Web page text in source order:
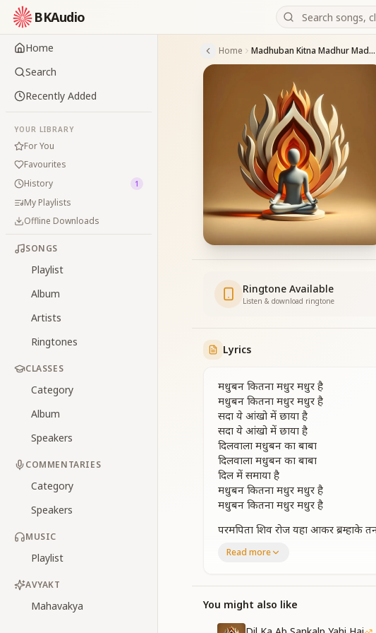
BKAudio
Home
Search
Recently Added
YOUR LIBRARY
For You
Favourites
History
1
My Playlists
Offline Downloads
SONGS
Playlist
Album
Artists
Ringtones
CLASSES
Category
Album
Speakers
COMMENTARIES
Category
Speakers
MUSIC
Playlist
AVYAKT
Mahavakya
Home Madhuban Kitna Madhur Madhur Hai
Ringtone Available
Listen & download ringtone
Lyrics
मधुबन कितना मधुर मधुर है
मधुबन कितना मधुर मधुर है
सदा ये आंखो में छाया है
सदा ये आंखो में छाया है
दिलवाला मधुबन का बाबा
दिलवाला मधुबन का बाबा
दिल में समाया है
मधुबन कितना मधुर मधुर है
मधुबन कितना मधुर मधुर है
परमपिता शिव रोज यहा आकर ब्रम्हाके
मुरली की मीठी मीठी तान सुनाते
नयनों से छलका सागर का प्यार
नयनों से छलका सागर का प्यार
Read more
You might also like